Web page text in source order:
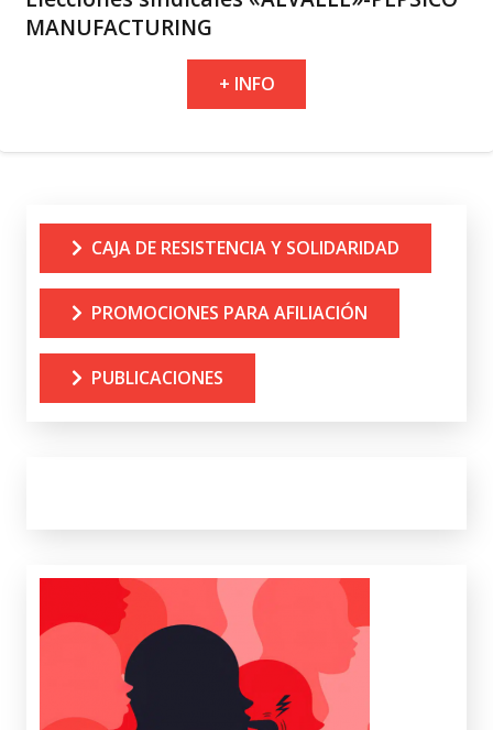
MANUFACTURING
+ INFO
CAJA DE RESISTENCIA Y SOLIDARIDAD
PROMOCIONES PARA AFILIACIÓN
PUBLICACIONES